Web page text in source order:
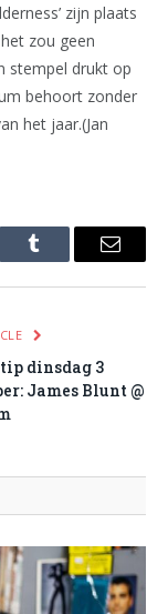
zijn plaats
zou geen
stempel drukt op
behoort zonder
het jaar.(Jan
Tumblr Email
dinsdag 3
James Blunt @